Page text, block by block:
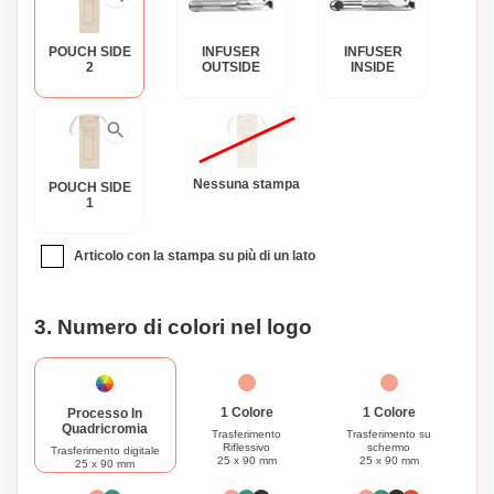
le tue iniziali per un tocco veramente unico. Che tu stia
godendo una tazza di tè coccolante a casa o che lo stia
regalando a un amante del tè nella tua vita, il nostro set di
infusori per tè in acciaio inossidabile riutilizzabili è
un'aggiunta indispensabile a qualsiasi collezione di tè.
POUCH SIDE
2
INFUSER
OUTSIDE
INFUSER
INSIDE
POUCH SIDE
1
Nessuna stampa
Articolo con la stampa su più di un lato
3. Numero di colori nel logo
Processo In
Quadricromia
Trasferimento digitale
25 x 90 mm
1 Colore
Trasferimento
Riflessivo
25 x 90 mm
1 Colore
Trasferimento su
schermo
25 x 90 mm